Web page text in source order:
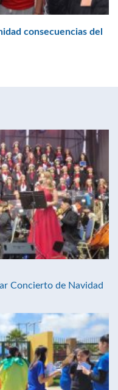
consecuencias del
Concierto de Navidad